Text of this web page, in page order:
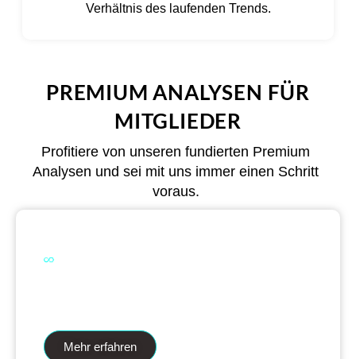
Verhältnis des laufenden Trends.
PREMIUM ANALYSEN FÜR
MITGLIEDER
Profitiere von unseren fundierten Premium
Analysen und sei mit uns immer einen Schritt
voraus.
Mehr erfahren